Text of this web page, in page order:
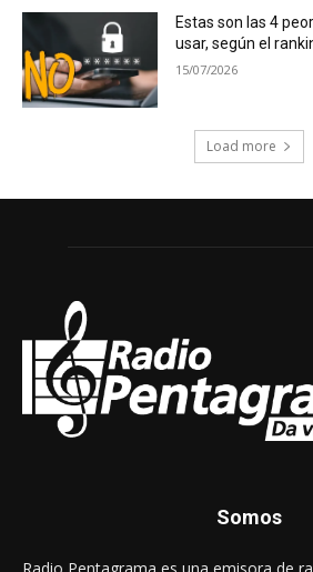
Somos
Radio Pentagrama es una emisora de